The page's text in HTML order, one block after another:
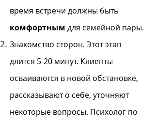
время встречи должны быть
комфортным для семейной пары.
Знакомство сторон. Этот этап
длится 5-20 минут. Клиенты
осваиваются в новой обстановке,
рассказывают о себе, уточняют
некоторые вопросы. Психолог по